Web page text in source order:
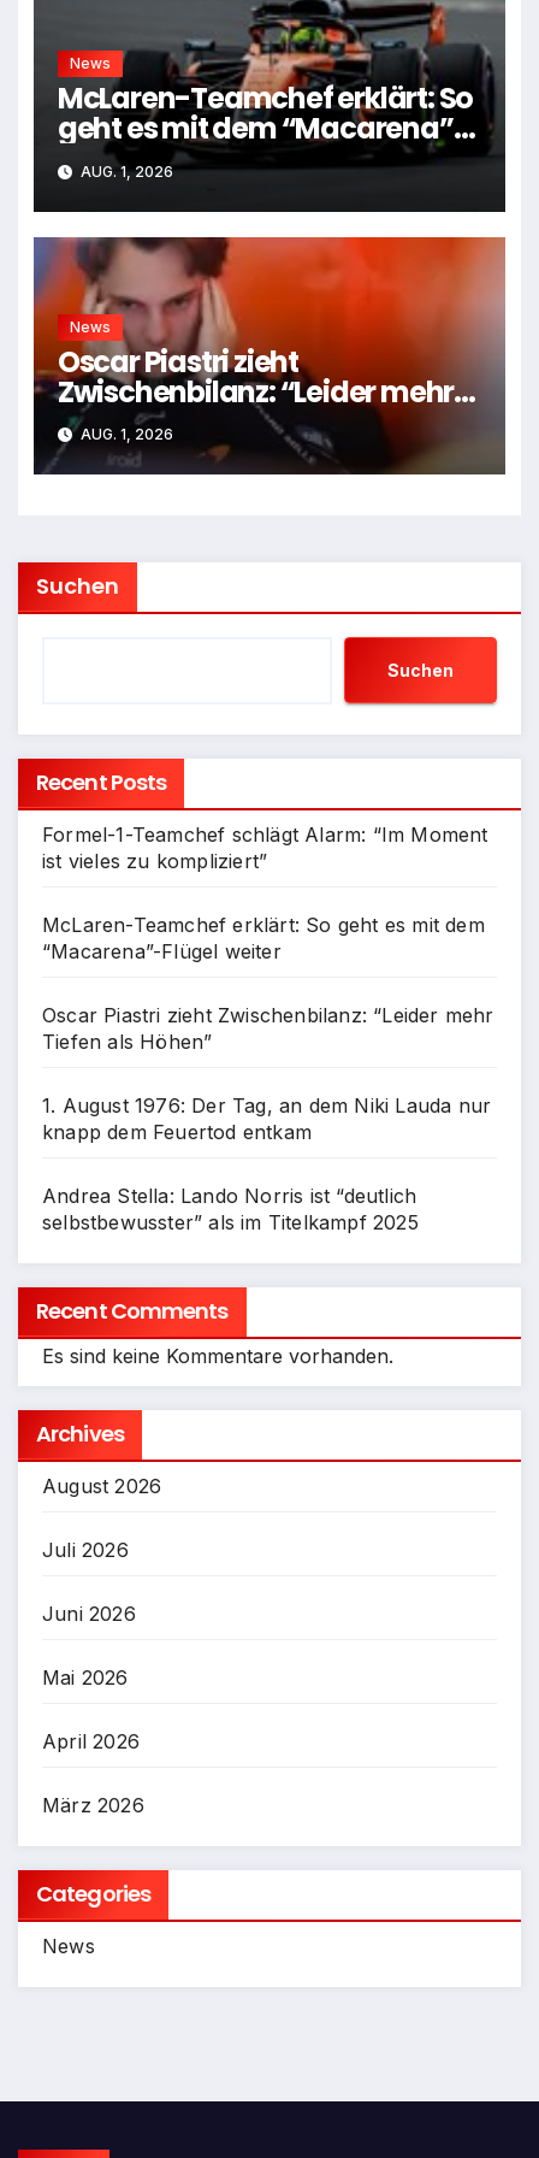
News
McLaren-Teamchef erklärt: So
geht es mit dem “Macarena”-
Flügel weiter
AUG. 1, 2026
News
Oscar Piastri zieht
Zwischenbilanz: “Leider mehr
Tiefen als Höhen”
AUG. 1, 2026
Suchen
Suchen
Recent Posts
Formel-1-Teamchef schlägt Alarm: “Im Moment
ist vieles zu kompliziert”
McLaren-Teamchef erklärt: So geht es mit dem
“Macarena”-Flügel weiter
Oscar Piastri zieht Zwischenbilanz: “Leider mehr
Tiefen als Höhen”
1. August 1976: Der Tag, an dem Niki Lauda nur
knapp dem Feuertod entkam
Andrea Stella: Lando Norris ist “deutlich
selbstbewusster” als im Titelkampf 2025
Recent Comments
Es sind keine Kommentare vorhanden.
Archives
August 2026
Juli 2026
Juni 2026
Mai 2026
April 2026
März 2026
Categories
News